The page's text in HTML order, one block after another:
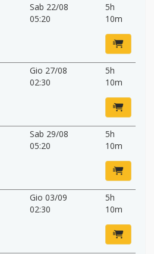
Sab 22/08
05:20
5h
10m
Gio 27/08
02:30
5h
10m
Sab 29/08
05:20
5h
10m
Gio 03/09
02:30
5h
10m